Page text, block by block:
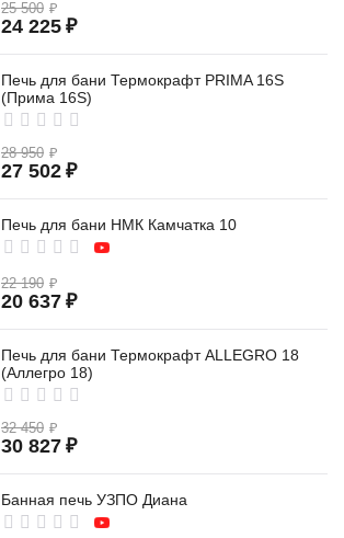
25 500 ₽
24 225 ₽
Печь для бани Термокрафт PRIMA 16S
(Прима 16S)
28 950 ₽
27 502 ₽
Печь для бани НМК Камчатка 10
22 190 ₽
20 637 ₽
Печь для бани Термокрафт ALLEGRO 18
(Аллегро 18)
32 450 ₽
30 827 ₽
Банная печь УЗПО Диана